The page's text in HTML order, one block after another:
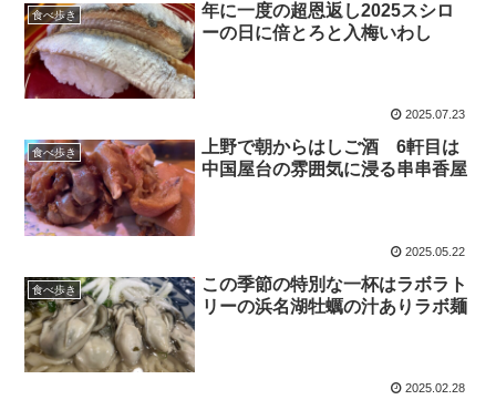
食べ歩き
年に一度の超恩返し2025スシロ
ーの日に倍とろと入梅いわし
2025.07.23
食べ歩き
上野で朝からはしご酒 6軒目は
中国屋台の雰囲気に浸る串串香屋
2025.05.22
食べ歩き
この季節の特別な一杯はラボラト
リーの浜名湖牡蠣の汁ありラボ麺
2025.02.28